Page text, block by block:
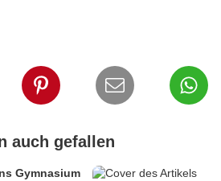
auch gefallen
Gymnasium